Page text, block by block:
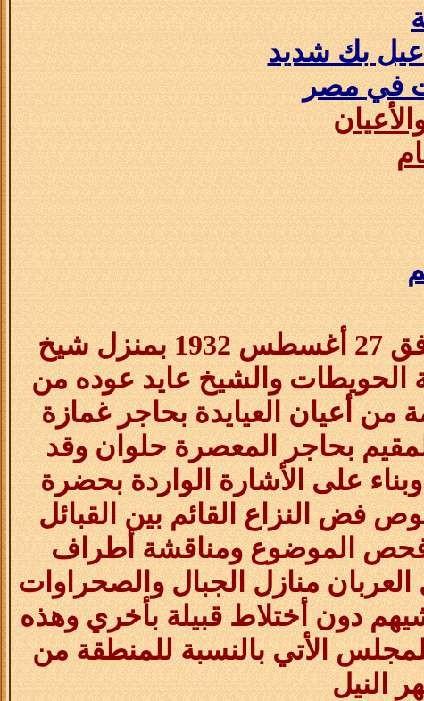
بك شديد
في مصر
الموافق 27 أغسطس 1932 بمنزل شيخ
الحويطات والشيخ عايد عوده من
من أعيان العيايدة بحاجر غمازة
بحاجر المعصرة حلوان وقد
على الأشارة الواردة بحضرة
فض النزاع القائم بين القبائل
الموضوع ومناقشة أطراف
العربان منازل الجبال والصحراوات
دون أختلاط قبيلة بأخري وهذه
الأتي بالنسبة للمنطقة من
النيل